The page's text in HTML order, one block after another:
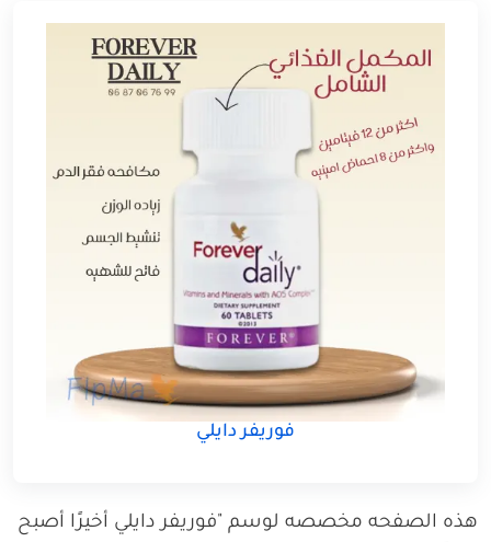
فوريفر دايلي
هذه الصفحه مخصصه لوسم "فوريفر دايلي أخيرًا أصبح